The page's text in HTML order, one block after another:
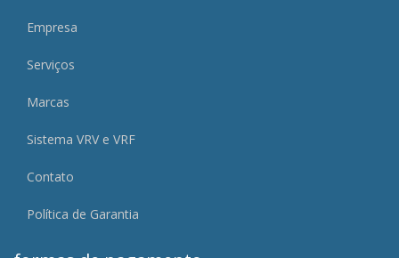
Empresa
Serviços
Marcas
Sistema VRV e VRF
Contato
Política de Garantia